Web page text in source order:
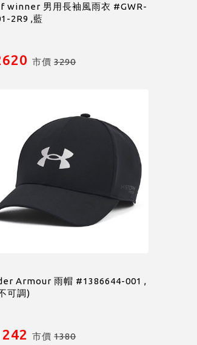
winner 男用長袖風雨衣 #GWR-
2R9 ,藍
市價3290
Armour 雨帽 #1386644-001 ,
可調)
市價1380